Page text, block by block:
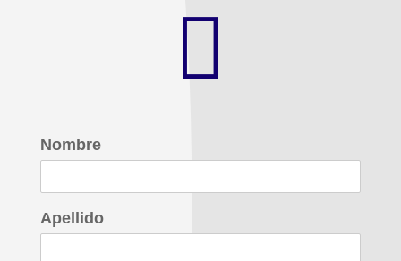

Nombre
Apellido